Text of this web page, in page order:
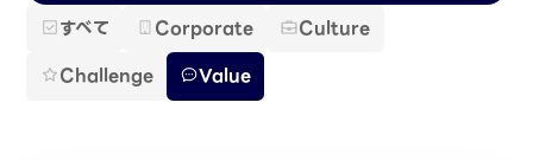
すべて Corporate
Culture
Challenge
Value